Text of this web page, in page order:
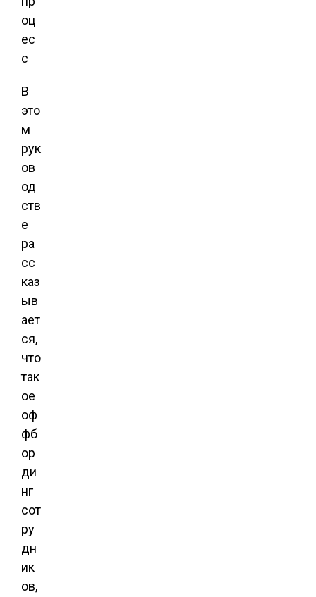
В
это
м
рук
ов
од
ств
е
ра
сс
каз
ыв
ает
ся,
что
так
ое
оф
фб
ор
ди
нг
сот
ру
дн
ик
ов,